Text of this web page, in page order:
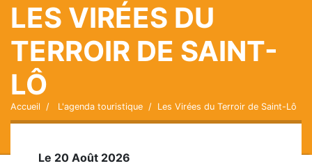
LES VIRÉES DU
TERROIR DE SAINT-
LÔ
Accueil L'agenda touristique Les Virées du Terroir de Saint-Lô
Le 20 Août 2026